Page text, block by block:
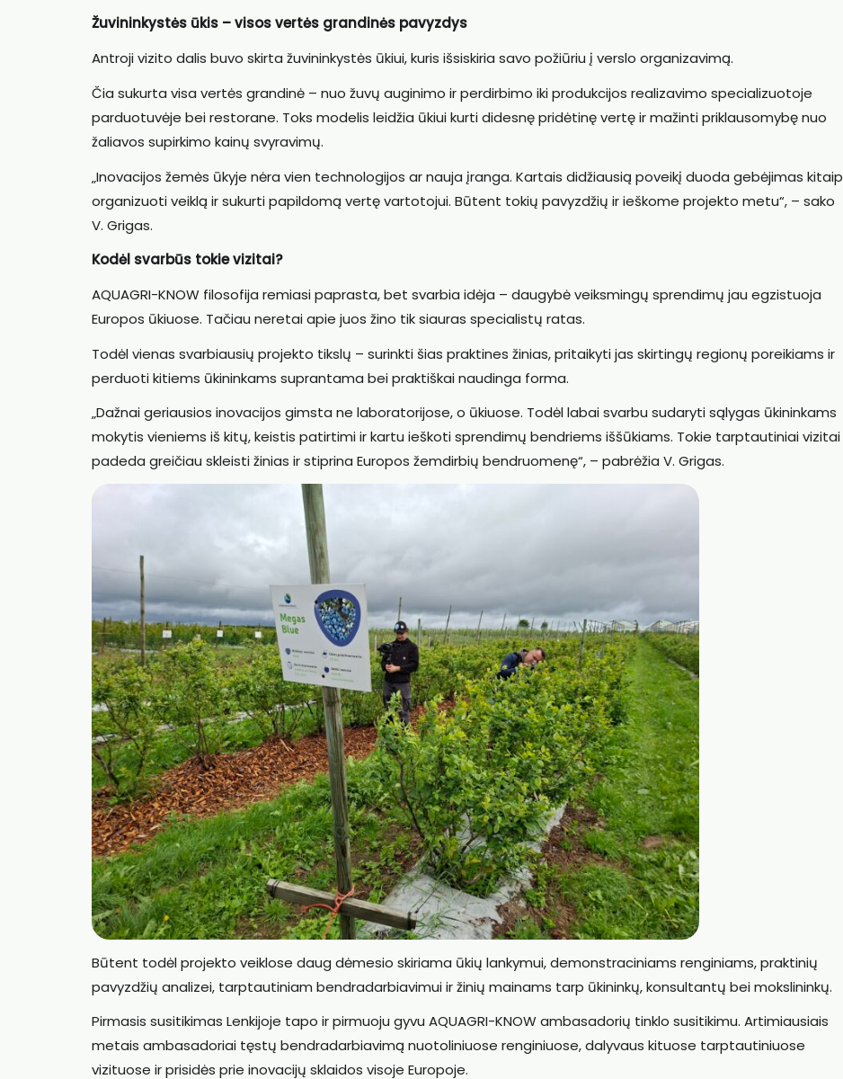
Žuvininkystės ūkis – visos vertės grandinės pavyzdys
Antroji vizito dalis buvo skirta žuvininkystės ūkiui, kuris išsiskiria savo požiūriu į verslo organizavimą.
Čia sukurta visa vertės grandinė – nuo žuvų auginimo ir perdirbimo iki produkcijos realizavimo specializuotoje
parduotuvėje bei restorane. Toks modelis leidžia ūkiui kurti didesnę pridėtinę vertę ir mažinti priklausomybę nuo
žaliavos supirkimo kainų svyravimų.
„Inovacijos žemės ūkyje nėra vien technologijos ar nauja įranga. Kartais didžiausią poveikį duoda gebėjimas kitaip
organizuoti veiklą ir sukurti papildomą vertę vartotojui. Būtent tokių pavyzdžių ir ieškome projekto metu“, – sako
V. Grigas.
Kodėl svarbūs tokie vizitai?
AQUAGRI-KNOW filosofija remiasi paprasta, bet svarbia idėja – daugybė veiksmingų sprendimų jau egzistuoja
Europos ūkiuose. Tačiau neretai apie juos žino tik siauras specialistų ratas.
Todėl vienas svarbiausių projekto tikslų – surinkti šias praktines žinias, pritaikyti jas skirtingų regionų poreikiams ir
perduoti kitiems ūkininkams suprantama bei praktiškai naudinga forma.
„Dažnai geriausios inovacijos gimsta ne laboratorijose, o ūkiuose. Todėl labai svarbu sudaryti sąlygas ūkininkams
mokytis vieniems iš kitų, keistis patirtimi ir kartu ieškoti sprendimų bendriems iššūkiams. Tokie tarptautiniai vizitai
padeda greičiau skleisti žinias ir stiprina Europos žemdirbių bendruomenę“, – pabrėžia V. Grigas.
Būtent todėl projekto veiklose daug dėmesio skiriama ūkių lankymui, demonstraciniams renginiams, praktinių
pavyzdžių analizei, tarptautiniam bendradarbiavimui ir žinių mainams tarp ūkininkų, konsultantų bei mokslininkų.
Pirmasis susitikimas Lenkijoje tapo ir pirmuoju gyvu AQUAGRI-KNOW ambasadorių tinklo susitikimu. Artimiausiais
metais ambasadoriai tęstų bendradarbiavimą nuotoliniuose renginiuose, dalyvaus kituose tarptautiniuose
vizituose ir prisidės prie inovacijų sklaidos visoje Europoje.